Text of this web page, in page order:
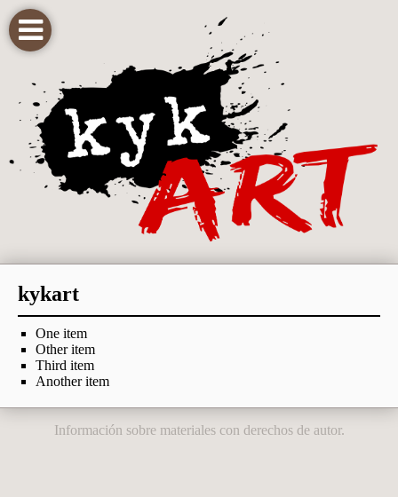
kykart
One item
Other item
Third item
Another item
Información sobre materiales con derechos de autor.